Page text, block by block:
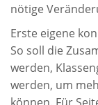
nötige
Erste eigene
So soll die
werden,
werden, um